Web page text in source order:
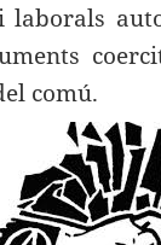
comú.